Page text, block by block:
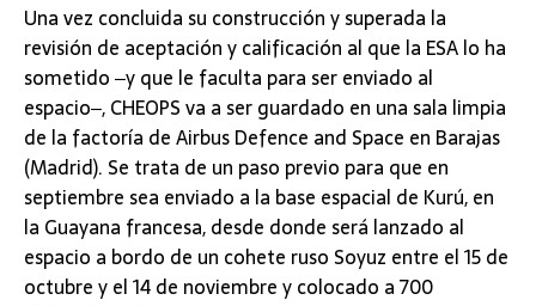
Una vez concluida su construcción y superada la
revisión de aceptación y calificación al que la ESA lo ha
sometido ‒y que le faculta para ser enviado al
espacio‒, CHEOPS va a ser guardado en una sala limpia
de la factoría de Airbus Defence and Space en Barajas
(Madrid). Se trata de un paso previo para que en
septiembre sea enviado a la base espacial de Kurú, en
la Guayana francesa, desde donde será lanzado al
espacio a bordo de un cohete ruso Soyuz entre el 15 de
octubre y el 14 de noviembre y colocado a 700